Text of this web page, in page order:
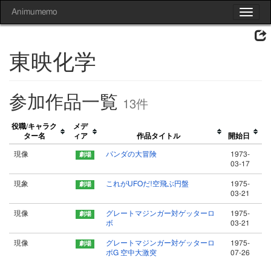
Toggle
Animumemo
東映化学
参加作品一覧 13件
役職/キャラク
ター名
メデ
ィア
作品タイトル 開始日
現像 パンダの大冒険
1973-
03-17
現象 これがUFOだ!空飛ぶ円盤
1975-
03-21
現像
グレートマジンガー対ゲッターロ
ボ
1975-
03-21
現像
グレートマジンガー対ゲッターロ
ボG 空中大激突
1975-
07-26